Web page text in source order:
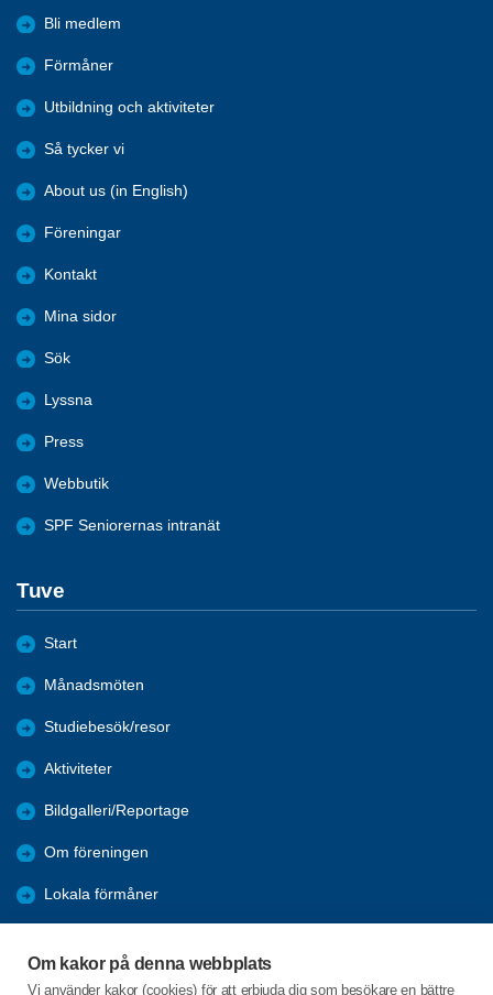
Om kakor på denna webbplats
Vi använder kakor (cookies) för att erbjuda dig som besökare en bättre
Bli medlem
Förmåner
Utbildning och aktiviteter
Så tycker vi
About us (in English)
Föreningar
Kontakt
Mina sidor
Sök
Lyssna
Press
Webbutik
SPF Seniorernas intranät
Tuve
Start
Månadsmöten
Studiebesök/resor
Aktiviteter
Bildgalleri/Reportage
Om föreningen
Lokala förmåner
Bli medlem